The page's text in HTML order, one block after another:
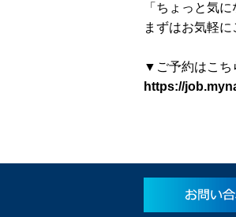
「ちょっと気
まずはお気軽に
▼ご予約はこち
https://